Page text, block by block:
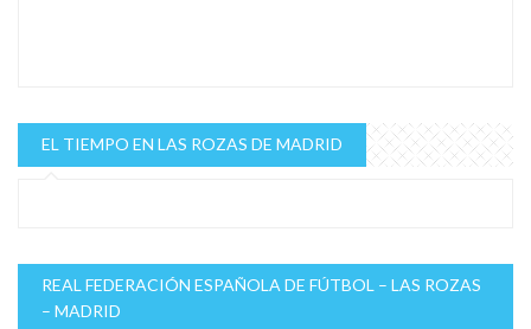
EL TIEMPO EN LAS ROZAS DE MADRID
REAL FEDERACIÓN ESPAÑOLA DE FÚTBOL – LAS ROZAS
– MADRID